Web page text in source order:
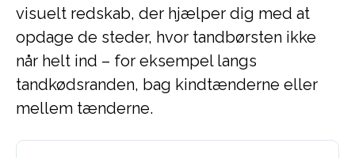
visuelt redskab, der hjælper dig med at
opdage de steder, hvor tandbørsten ikke
når helt ind – for eksempel langs
tandkødsranden, bag kindtænderne eller
mellem tænderne.